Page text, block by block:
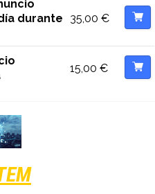
durante
35,00 €
15,00 €